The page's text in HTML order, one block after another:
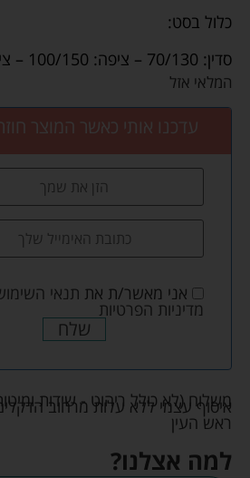
כלול בסט:
סדין: 70/130 – ציפה: 100/150 – ציפית: 50/70
המלאי אזל
עדכנו אותי כאשר המוצר
אני מאשר/ת את תנאי
מדיניות הפרטיות
שלח
משלוח (לא כולל ריהוט - שידות
ראש העין
למה אצלנו?